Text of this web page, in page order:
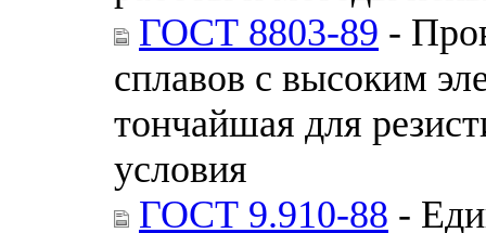
ГОСТ 8803-89 -
сплавов с высоким
тончайшая для
условия
ГОСТ 9.910-88 -